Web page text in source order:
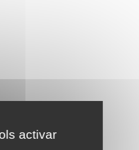
activar